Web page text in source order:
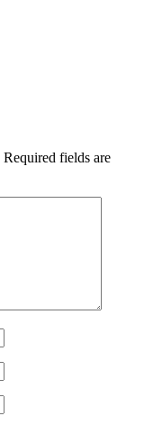
Required fields are